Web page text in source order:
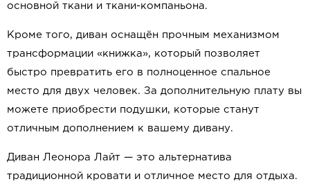
основной ткани и ткани-компаньона.
Кроме того, диван оснащён прочным механизмом
трансформации «книжка», который позволяет
быстро превратить его в полноценное спальное
место для двух человек. За дополнительную плату вы
можете приобрести подушки, которые станут
отличным дополнением к вашему дивану.
Диван Леонора Лайт — это альтернатива
традиционной кровати и отличное место для отдыха.